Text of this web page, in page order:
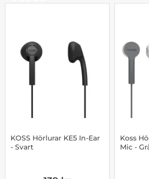
KOSS Hörlurar KE5 In-Ear
- Svart
Koss
Mic -